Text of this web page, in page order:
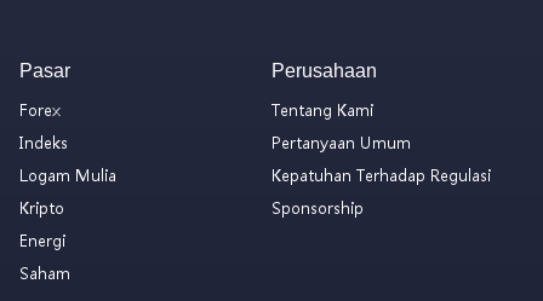
Pasar
Forex
Indeks
Logam Mulia
Kripto
Energi
Saham
Perusahaan
Tentang Kami
Pertanyaan Umum
Kepatuhan Terhadap Regulasi
Sponsorship